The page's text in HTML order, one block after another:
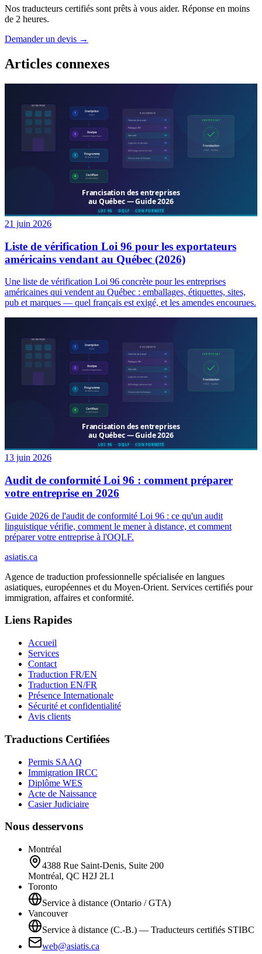
Nos traducteurs certifiés sont prêts à vous aider. Réponse en moins
de 2 heures.
Demander un devis →
Articles connexes
21 juin 2026
Liste de vérification Loi 96 pour les exportateurs
américains vendant au Québec (2026)
Une liste de vérification Loi 96 concrète pour les entreprises
américaines qui vendent au Québec : emballages, étiquettes, sites,
pub et marques — quel français est exigé, et les amendes encourues.
13 juin 2026
Audit de conformité Loi 96 : comment préparer
votre entreprise en 2026
Guide 2026 de l'audit de conformité Loi 96 : ce qu'un audit
linguistique vérifie, comment le mener à distance, et comment
préparer votre entreprise à l'OQLF.
asiatis.ca
Agence de traduction professionnelle spécialisée en langues
asiatiques, européennes et du Moyen-Orient. Services certifiés pour
immigration, affaires et conformité.
Liens Rapides
Accueil
Services
Contact
Traduction FR/EN
Traduction EN/FR
Présence Internationale
Sécurité et confidentialité
Avis clients
Traductions Certifiées
Permis SAAQ
Immigration IRCC
Diplôme WES
Acte de Naissance
Casier Judiciaire
Nous desservons
Montréal
4388 Rue Saint-Denis, Suite 200
Montréal, QC H2J 2L1
Toronto
Service à distance (Ontario / GTA)
Vancouver
Service à distance (C.-B.) — Traducteurs certifiés STIBC
web@asiatis.ca